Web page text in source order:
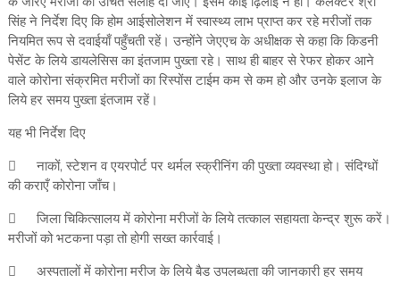
सिंह ने निर्देश दिए कि होम आईसोलेशन में स्वास्थ्य लाभ प्राप्त कर रहे मरीजों तक
नियमित रूप से दवाईयाँ पहुँचती रहें। उन्होंने जेएएच के अधीक्षक से कहा कि किडनी
पेसेंट के लिये डायलेसिस का इंतजाम पुख्ता रहे। साथ ही बाहर से रेफर होकर आने
वाले कोरोना संक्रमित मरीजों का रिस्पोंस टाईम कम से कम हो और उनके इलाज के
लिये हर समय पुख्ता इंतजाम रहें।
यह भी निर्देश दिए

नाकों, स्टेशन व एयरपोर्ट पर थर्मल स्क्रीनिंग की पुख्ता व्यवस्था हो। संदिग्धों
की कराएँ कोरोना जाँच।

जिला चिकित्सालय में कोरोना मरीजों के लिये तत्काल सहायता केन्द्र शुरू करें।
मरीजों को भटकना पड़ा तो होगी सख्त कार्रवाई।

अस्पतालों में कोरोना मरीज के लिये बैड उपलब्धता की जानकारी हर समय